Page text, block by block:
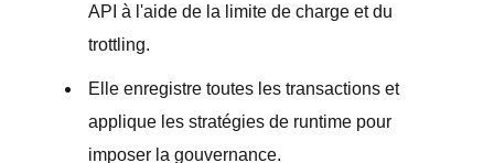
API à l'aide de la limite de charge et du
trottling.
Elle enregistre toutes les transactions et
applique les stratégies de runtime pour
imposer la gouvernance.